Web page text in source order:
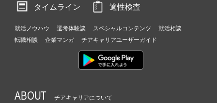
タイムライン
適性検査
就活ノウハウ 選考体験談 スペシャルコンテンツ
就活相談
転職相談
企業マンガ チアキャリアユーザーガイド
ABOUT チアキャリアについて